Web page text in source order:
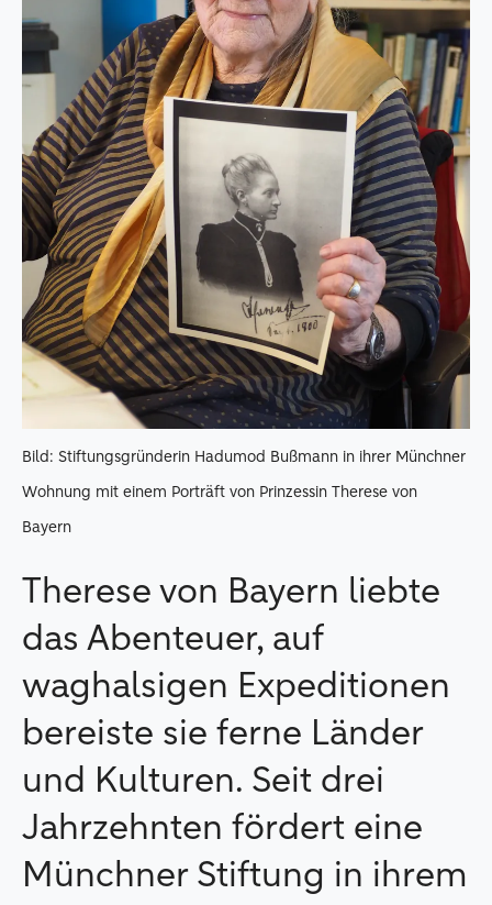
Bild: Stiftungsgründerin Hadumod Bußmann in ihrer Münchner
Wohnung mit einem Porträft von Prinzessin Therese von
Bayern
Therese von Bayern liebte
das Abenteuer, auf
waghalsigen Expeditionen
bereiste sie ferne Länder
und Kulturen. Seit drei
Jahrzehnten fördert eine
Münchner Stiftung in ihrem